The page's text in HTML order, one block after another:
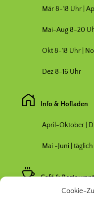
Cookie-
Mär 8-18 Uhr |
Mai-Aug 8-20
Okt 8-18 Uhr |
Dez 8-16 Uhr
Info & Hofladen
April-Oktober |
Mai -Juni |
Café & Restaurant